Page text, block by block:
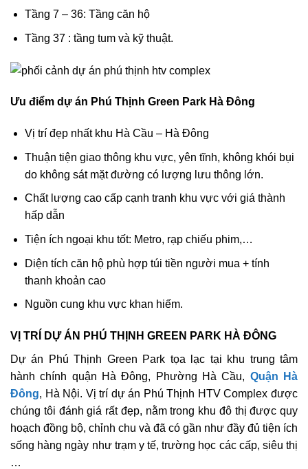
Tầng 7 – 36: Tầng căn hộ
Tầng 37 : tầng tum và kỹ thuật.
Ưu điểm dự án Phú Thịnh Green Park Hà Đông
Vị trí đẹp nhất khu Hà Cầu – Hà Đông
Thuận tiện giao thông khu vực, yên tĩnh, không khói bụi
do không sát mặt đường có lượng lưu thông lớn.
Chất lượng cao cấp cạnh tranh khu vực với giá thành
hấp dẫn
Tiện ích ngoại khu tốt: Metro, rạp chiếu phim,…
Diện tích căn hộ phù hợp túi tiền người mua + tính
thanh khoản cao
Nguồn cung khu vực khan hiếm.
VỊ TRÍ DỰ ÁN PHÚ THỊNH GREEN PARK HÀ ĐÔNG
Dự án Phú Thịnh Green Park tọa lạc tại khu trung tâm
hành chính quận Hà Đông, Phường Hà Cầu, Quận Hà
Đông, Hà Nội. Vị trí dự án Phú Thịnh HTV Complex được
chúng tôi đánh giá rất đẹp, nằm trong khu đô thị được quy
hoạch đồng bộ, chỉnh chu và đã có gần như đầy đủ tiện ích
sống hàng ngày như trạm y tế, trường học các cấp, siêu thị
…